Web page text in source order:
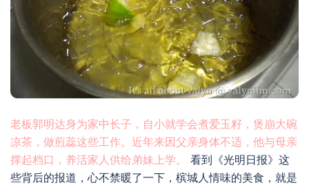
老板郭明达身为家中长子，自小就学会煮爱玉籽，煲崩大碗
凉茶，做煎蕊这些工作。近年来因父亲身体不适，他与母亲
撑起档口，养活家人供给弟妹上学。
看到《光明日报》这
些背后的报道，心不禁暖了一下，槟城人情味的美食，就是